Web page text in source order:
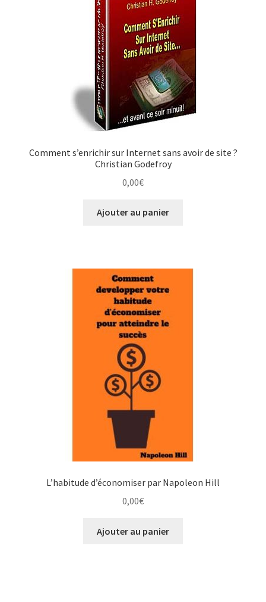
Comment s’enrichir sur Internet sans avoir de site ?
Christian Godefroy
0,00€
Ajouter au panier
L’habitude d’économiser par Napoleon Hill
0,00€
Ajouter au panier